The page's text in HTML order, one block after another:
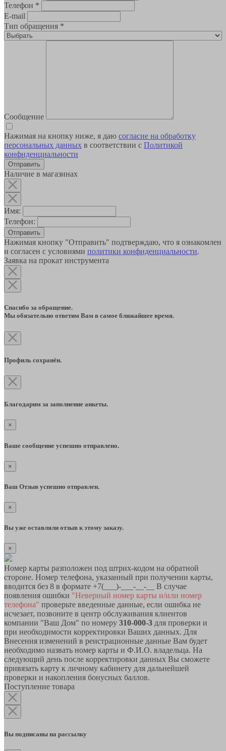
Телефон *
E-mail
Тип обращения *
Сообщение
Нажимая на кнопку ниже, я даю согласие на обработку
персональных данных в соответствии с Политикой
конфиденциальности
Наличие в магазинах
Имя:
Телефон:
Отправить
Нажимая кнопку "Отправить" подтверждаю, что я ознакомлен
и согласен с условиями политики конфиденциальности.
Заявка на прокат инструмента
Спасибо за обращение.
Мы обязательно ответим Вам в самое ближайшее время.
Профиль сохранён.
Благодарим за заполнение анкеты.
×
Ваше сообщение успешно отправлено.
×
Ваш Отзыв успешно отправлен.
×
Вы уже оставляли отзыв к этому заказу.
×
Номер карты разположен под штрих-кодом на обратной
стороне. Номер телефона, указанный при получении карты,
вводится без 8 в формате +7(___)-___-__-__ В случае
появления ошибки "Неверный номер карты и/или номер
телефона" проверьте введенные данные, если ошибка не
исчезает, позвоните в центр обслуживания клиентов
компании "Ваш Дом" по номеру 310-000-3 для проверки и
при необходимости корректировки Ваших данных. Для
Внесения изменений в реистрационные данные Вам будет
необходимо назвать номер карты и Ф.И.О. владельца. На
следующий день после корректировки данных Вы сможете
привязать карту к личному кабинету для дальнейшей
проверки и накопления бонусных баллов.
Поступление товара
Вы подписаны на рассылку